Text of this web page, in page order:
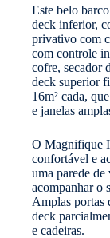
Este belo
deck inferior,
privativo com
com controle
cofre, secador
deck superior
16m² cada,
e janelas
O Magnifique
confortável e
uma parede
acompanhar o
Amplas portas
deck
e cadeiras.